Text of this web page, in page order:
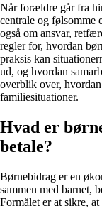
Når forældre går fra
centrale og følsomme
også om ansvar,
regler for, hvordan
praksis kan
ud, og hvordan
overblik over,
familiesituationer.
Hvad er
betale?
Børnebidrag er en
sammen med barnet,
Formålet er at sikre,